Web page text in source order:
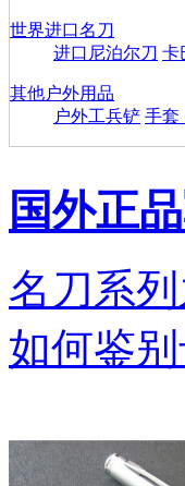
世界进口名刀
进口尼泊尔刀 卡
其他户外用品
户外工兵铲 手套
国外正
名刀系
如何鉴